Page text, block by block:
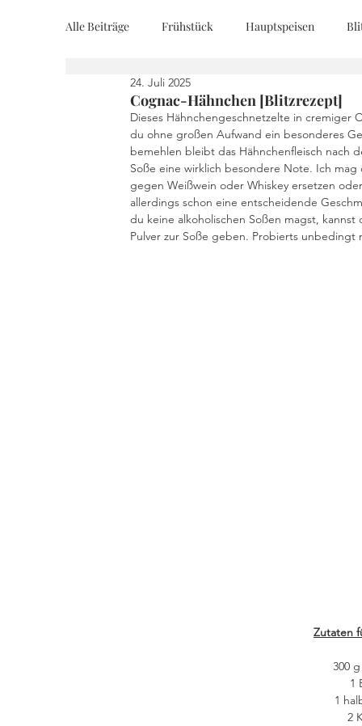
Alle Beiträge Frühstück Hauptspeisen
Kuchen und Desserts
Drinks Fingerfood Geschenke aus der
REZEPTKARTEN Rezeptvideo vegan
Cognac-Hähnchen [Blitzrezept]
24. Juli 2025
Dieses Hähnchengeschnetzelte in cremiger
du ohne großen Aufwand ein besonderes
bemehlen bleibt das Hähnchenfleisch
Soße eine wirklich besondere Note. Ich
gegen Weißwein oder Whiskey ersetzen
allerdings schon eine entscheidende
du keine alkoholischen Soßen magst,
Pulver zur Soße geben. Probierts unbedingt
Zutaten
300
1
1
2